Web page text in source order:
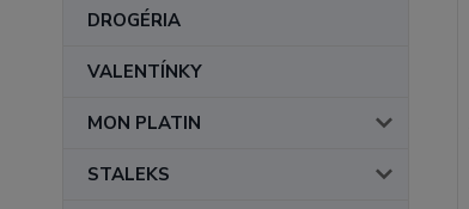
DROGÉRIA
VALENTÍNKY
MON PLATIN
STALEKS